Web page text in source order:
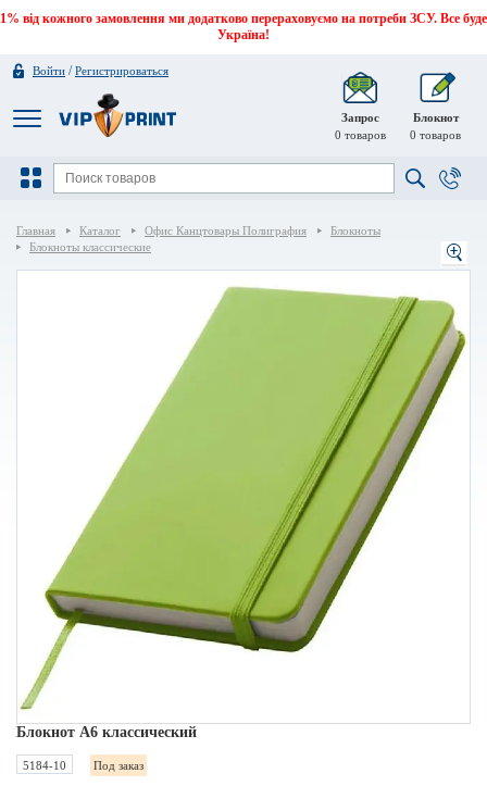
1% від кожного замовлення ми додатково перераховуємо на потреби ЗСУ. Все буде
Україна!
Войти /Регистрироваться
Запрос
0 товаров
Блокнот
0 товаров
Главная Каталог Офис Канцтовары Полиграфия
Блокноты
Блокноты классические
Блокнот A6 классический
5184-10 Под заказ